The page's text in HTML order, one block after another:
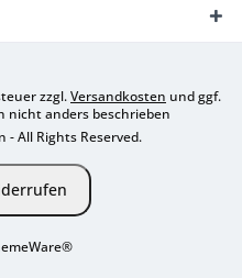
zzgl.Versandkosten und ggf.
nicht anders beschrieben
- All Rights Reserved.